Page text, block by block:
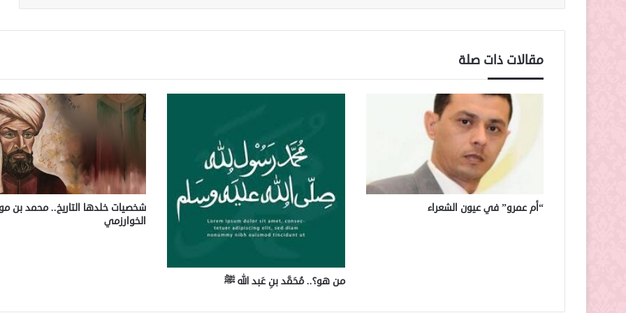
مقالات ذات صلة
“أم عمرو” في عيون الشعراء
من هو؟.. مُحَمَّد بنِ عَبد الله ﷺ
شخصيات خلدها التاريخ.. محمد بن
الخوارزمي